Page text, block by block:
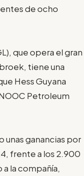
de ocho
que opera el gran
tiene una
Hess Guyana
Petroleum
unas ganancias por
frente a los 2.900
la compañía,